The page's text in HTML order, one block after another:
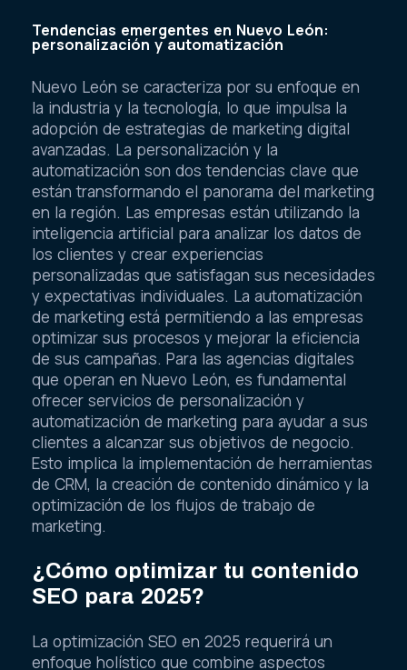
Tendencias emergentes en Nuevo León:
personalización y automatización
Nuevo León se caracteriza por su enfoque en
la industria y la tecnología, lo que impulsa la
adopción de estrategias de marketing digital
avanzadas. La personalización y la
automatización son dos tendencias clave que
están transformando el panorama del marketing
en la región. Las empresas están utilizando la
inteligencia artificial para analizar los datos de
los clientes y crear experiencias
personalizadas que satisfagan sus necesidades
y expectativas individuales. La automatización
de marketing está permitiendo a las empresas
optimizar sus procesos y mejorar la eficiencia
de sus campañas. Para las agencias digitales
que operan en Nuevo León, es fundamental
ofrecer servicios de personalización y
automatización de marketing para ayudar a sus
clientes a alcanzar sus objetivos de negocio.
Esto implica la implementación de herramientas
de CRM, la creación de contenido dinámico y la
optimización de los flujos de trabajo de
marketing.
¿Cómo optimizar tu contenido
SEO para 2025?
La optimización SEO en 2025 requerirá un
enfoque holístico que combine aspectos